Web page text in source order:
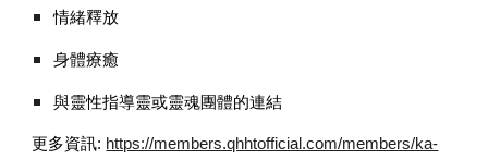
情緒釋放
身體療癒
與靈性指導靈或靈魂團體的連結
更多資訊: https://members.qhhtofficial.com/members/ka-